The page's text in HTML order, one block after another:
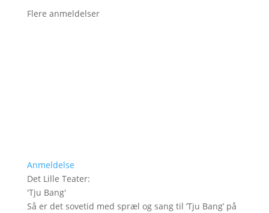
Flere anmeldelser
Anmeldelse
Det Lille Teater:
'Tju Bang'
Så er det sovetid med spræl og sang til ’Tju Bang’ på